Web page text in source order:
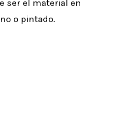
ser el material en
o pintado.